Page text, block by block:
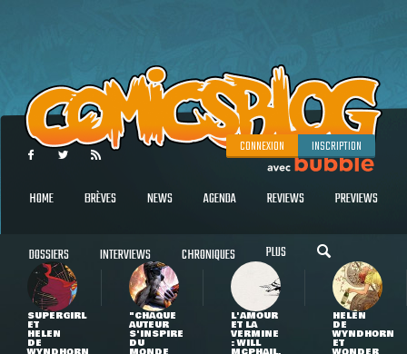
CONNEXION INSCRIPTION
HOME BRÈVES NEWS AGENDA REVIEWS PREVIEWS
DOSSIERS INTERVIEWS CHRONIQUES PLUS
SUPERGIRL
ET
HELEN
DE
"CHAQUE
AUTEUR
S'INSPIRE
DU
L'AMOUR
ET LA
VERMINE
: WILL
HELEN
DE
WYNDHORN
ET